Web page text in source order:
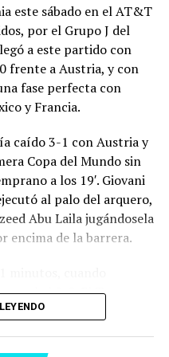
este sábado en el AT&T
por el Grupo J del
a este partido con
frente a Austria, y con
fase perfecta con
y Francia.
caído 3-1 con Austria y
Copa del Mundo sin
a los 19′. Giovani
al palo del arquero,
Abu Laila jugándosela
encima de la barrera.
el 2-0. El Toro
Mundo, tras no
que intentó ir a